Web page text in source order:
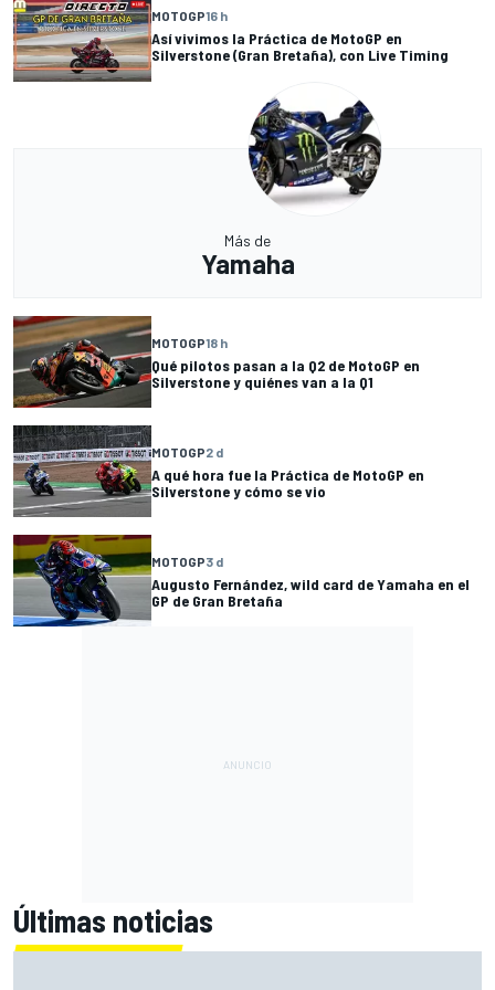
MOTOGP16 h
Así vivimos la Práctica de MotoGP en
Silverstone (Gran Bretaña), con Live Timing
Más de
Yamaha
MOTOGP18 h
Qué pilotos pasan a la Q2 de MotoGP en
Silverstone y quiénes van a la Q1
MOTOGP2 d
A qué hora fue la Práctica de MotoGP en
Silverstone y cómo se vio
MOTOGP3 d
Augusto Fernández, wild card de Yamaha en el
GP de Gran Bretaña
Últimas noticias